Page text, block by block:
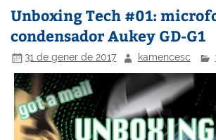
Unboxing Tech #01:
condensador Aukey GD-G1
31 de gener de 2017 kamencesc